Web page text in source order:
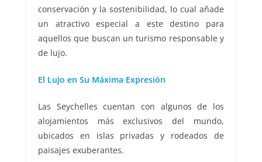
conservación y la sostenibilidad, lo cual añade
un atractivo especial a este destino para
aquellos que buscan un turismo responsable y
de lujo.
El Lujo en Su Máxima Expresión
Las Seychelles cuentan con algunos de los
alojamientos más exclusivos del mundo,
ubicados en islas privadas y rodeados de
paisajes exuberantes.